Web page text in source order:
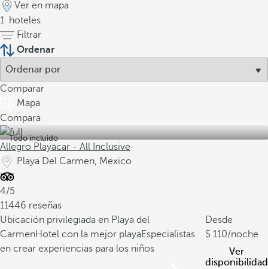
Ver en mapa
1 hoteles
Filtrar
Ordenar
Comparar
Mapa
Compara
Todo incluido
Allegro Playacar - All Inclusive
Playa Del Carmen, Mexico
4/5
11446 reseñas
Ubicación privilegiada en Playa del
CarmenHotel con la mejor playaEspecialistas
en crear experiencias para los niños
Desde
110/noche
Ver
disponibilidad